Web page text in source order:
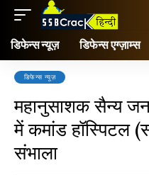
डिफेन्स न्यूज़ डिफेन्स एग्ज़ाम्स
डिफेन्स न्यूज़
महानुसाशक सैन्य
में कमांड हॉस्पिटल
संभाला